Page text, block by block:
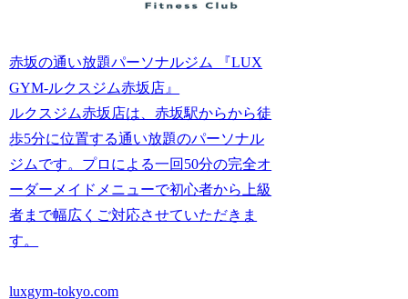
赤坂の通い放題パーソナルジム 『LUX
GYM-ルクスジム赤坂店』
ルクスジム赤坂店は、赤坂駅からから徒
歩5分に位置する通い放題のパーソナル
ジムです。プロによる一回50分の完全オ
ーダーメイドメニューで初心者から上級
者まで幅広くご対応させていただきま
す。
luxgym-tokyo.com